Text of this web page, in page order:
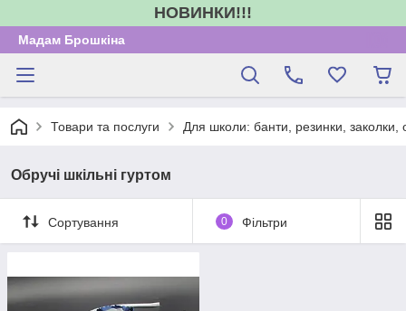
НОВИНКИ!!!
Мадам Брошкіна
Товари та послуги Для школи: банти, резинки, заколки,
Обручі шкільні гуртом
Сортування 0 Фільтри